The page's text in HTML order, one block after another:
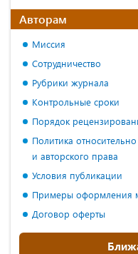
Авторам
Миссия
Сотрудничество
Рубрики журнала
Контрольные сроки
Порядок
Политика
и авторского права
Условия публикации
Примеры оформления
Договор оферты